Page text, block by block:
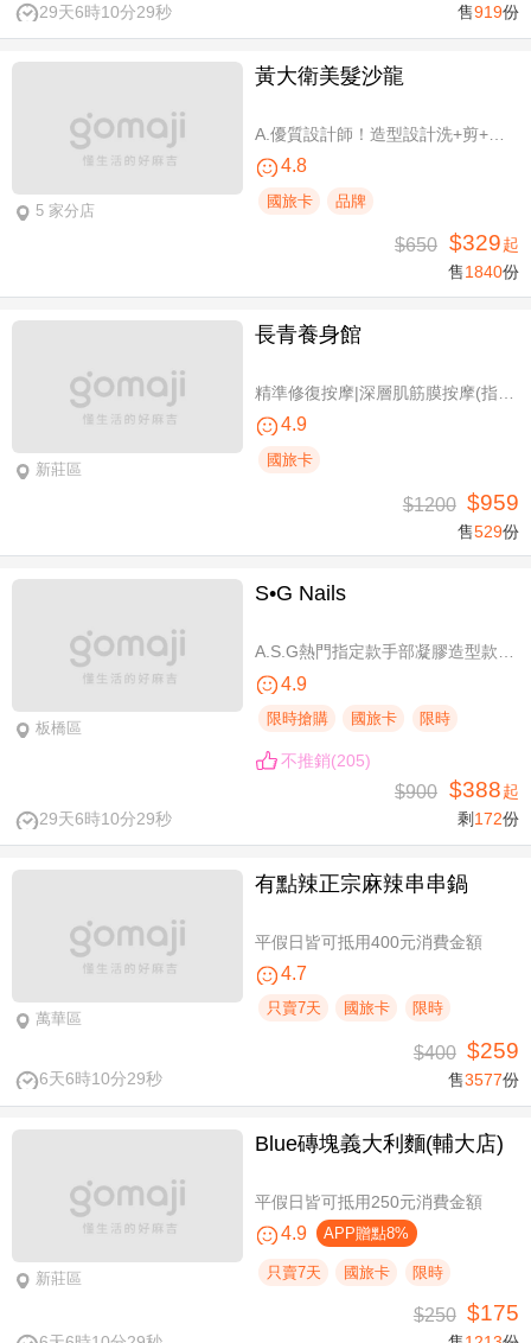
29天6時10分28秒 售919份
5 家分店
黃大衛美髮沙龍
4.8
國旅卡 品牌
$650 $329起
售1840份
新莊區
長青養身館
精準修復按摩|深層肌筋膜按摩(指壓/指油壓 二選一)+(滑罐/舒刮 二選一)全程75分(手技75分)
4.9
國旅卡
$1200 $959
售529份
板橋區
S•G Nails
A.S.G熱門指定款手部凝膠造型款110選1+輕保養(款式不定期更換，可換色) / B.約會過節好心情S.G 風格系-足部凝膠造型款110選1+輕保養(款式不定期更換，可換色) / C.簡簡單單好穿搭！手部凝膠上色+輕保養 / D.脫掉襪子不尷尬！足部凝膠上色+輕保養
4.9
限時搶購 國旅卡 限時
不推銷(205)
29天6時10分28秒
$900 $388起
剩 172份
萬華區
有點辣正宗麻辣串串鍋
平假日皆可抵用400元消費金額
4.7
只賣7天 國旅卡 限時
6天6時10分28秒
$400 $259
售3577份
新莊區
Blue磚塊義大利麵(輔大店)
平假日皆可抵用250元消費金額
4.9 APP贈點8%
只賣7天 國旅卡 限時
$250 $175